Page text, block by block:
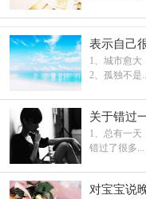
表示自己
就不在奢
1、城市愈大
2、孤独不是...
关于错过
错过
1、总有一天
错过了很多...
对宝宝说